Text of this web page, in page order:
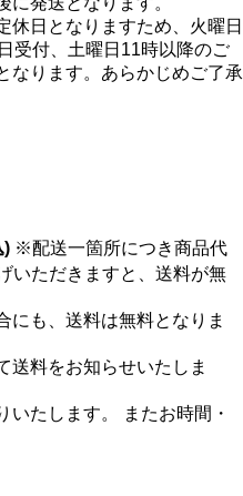
日となりますため、火曜日
受付、土曜日11時以降のご
ります。あらかじめご了承
) ※配送一箇所につき商品代
いただきますと、送料が無
にも、送料は無料となりま
料をお知らせいたしま
たします。 またお時間・